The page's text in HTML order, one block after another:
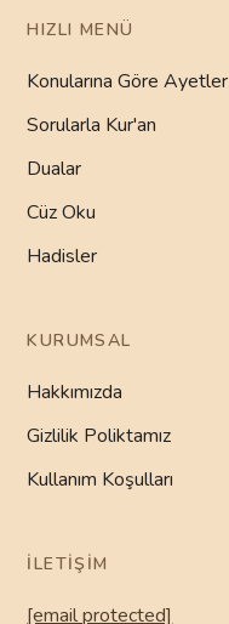
HIZLI MENÜ
Konularına Göre Ayetler
Sorularla Kur'an
Dualar
Cüz Oku
Hadisler
KURUMSAL
Hakkımızda
Gizlilik Poliktamız
Kullanım Koşulları
İLETIŞIM
[email protected]